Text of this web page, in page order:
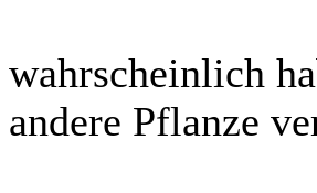
wahrscheinlich
andere Pflanze